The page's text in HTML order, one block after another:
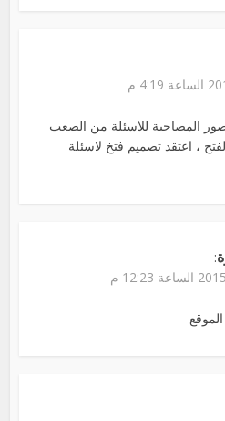
المصاحبة للاسئلة من الصعب
، اعتقد تصميم فتخ لاسئلة
: